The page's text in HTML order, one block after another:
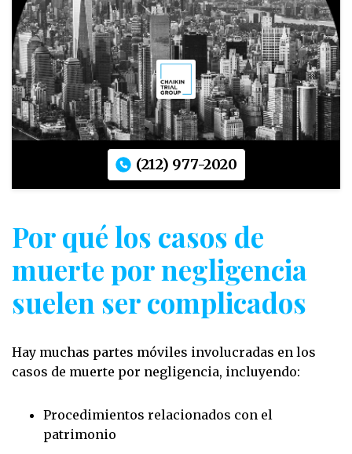
(212) 977-2020
Por qué los casos de
muerte por negligencia
suelen ser complicados
Hay muchas partes móviles involucradas en los
casos de muerte por negligencia, incluyendo:
Procedimientos relacionados con el
patrimonio